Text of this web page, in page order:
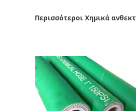
Περισσότεροι Χημικά